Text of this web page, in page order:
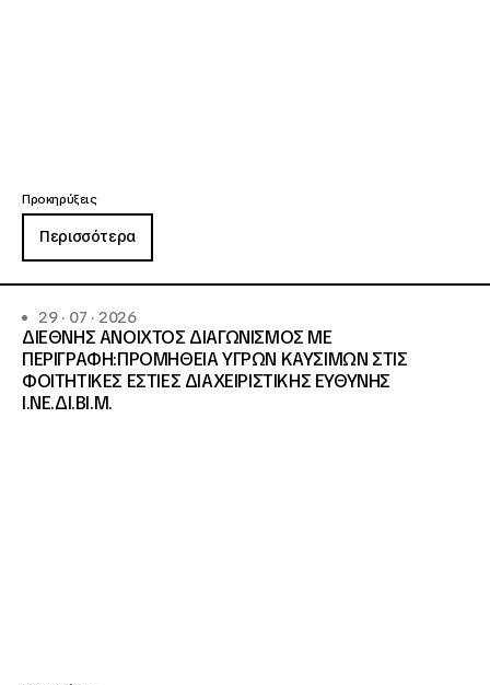
Προκηρύξεις
Περισσότερα
29 · 07 · 2026
ΔΙΕΘΝΗΣ ΑΝΟΙΧΤΟΣ ΔΙΑΓΩΝΙΣΜΟΣ ΜΕ
ΠΕΡΙΓΡΑΦΗ:ΠΡΟΜΗΘΕΙΑ ΥΓΡΩΝ ΚΑΥΣΙΜΩΝ ΣΤΙΣ
ΦΟΙΤΗΤΙΚΕΣ ΕΣΤΙΕΣ ΔΙΑΧΕΙΡΙΣΤΙΚΗΣ ΕΥΘΥΝΗΣ
Ι.ΝΕ.ΔΙ.ΒΙ.Μ.